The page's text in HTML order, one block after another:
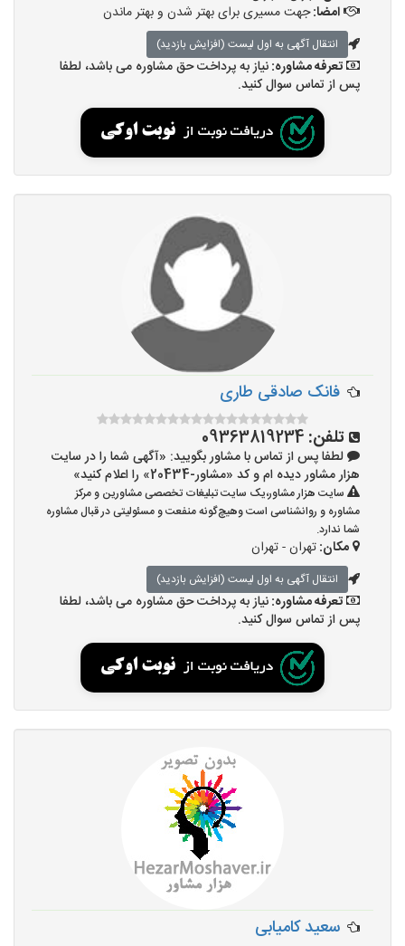
امضا:جهت مسیری برای بهتر شدن و بهتر ماندن
انتقال آگهی به اول لیست (افزایش بازدید)
تعرفه مشاوره:نیاز به پرداخت حق مشاوره می باشد، لطفا
پس از تماس سوال کنید.
فانک صادقی طاری
تلفن: 09363819234
لطفا پس از تماس با مشاور بگویید: «آگهی شما را در سایت
هزار مشاور دیده ام و کد «مشاور-20434» را اعلام کنید»
سایت هزار مشاور،یک سایت تبلیغات تخصصی مشاورین و مرکز
مشاوره و روانشناسی است وهیچ‌گونه منفعت و مسئولیتی در قبال مشاوره
شما ندارد.
مکان:تهران - تهران
انتقال آگهی به اول لیست (افزایش بازدید)
تعرفه مشاوره:نیاز به پرداخت حق مشاوره می باشد، لطفا
پس از تماس سوال کنید.
سعید کامیابی